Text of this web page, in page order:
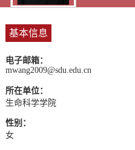
基本信息
电子邮箱：
mwang2009@sdu.edu.cn
所在单位：
生命科学学院
性别：
女